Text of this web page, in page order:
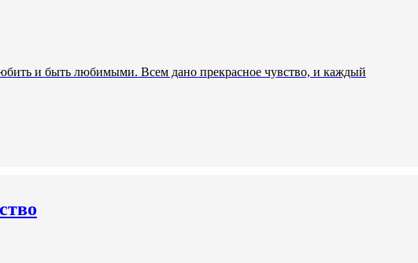
и быть любимыми. Всем дано прекрасное чувство, и каждый